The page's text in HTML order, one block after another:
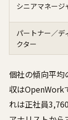
シニアマネージ
パートナー／デ
クター
個社の傾向平均
収はOpenWork
れは正社員